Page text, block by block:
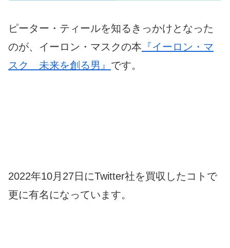
ピーター・ティールを知るきっかけとなった
のが、イーロン・マスクの本 『イーロン・マ
スク 未来を創る男』 です。
2022年10月27日にTwitter社を買収したコトで
更に有名になっています。